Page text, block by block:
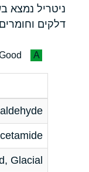
ניטריל נמצא
דלקים
A
Glacial